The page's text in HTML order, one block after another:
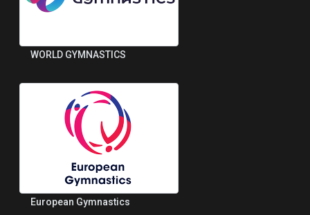
WORLD GYMNASTICS
European Gymnastics